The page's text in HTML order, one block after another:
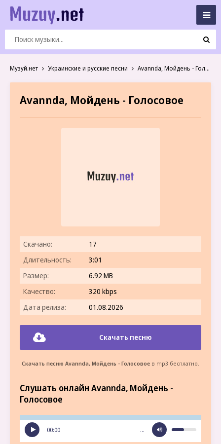
Музуй.нет Украинские и русские песни Avannda, Мойдень - Голосовое
Avannda, Мойдень - Голосовое
Скачано:
17
Длительность:
3:01
Размер:
6.92 MB
Качество:
320 kbps
Дата релиза:
01.08.2026
Скачать песню
Скачать песню Avannda, Мойдень - Голосовое в mp3 бесплатно.
Слушать онлайн Avannda, Мойдень -
Голосовое
00:00 …